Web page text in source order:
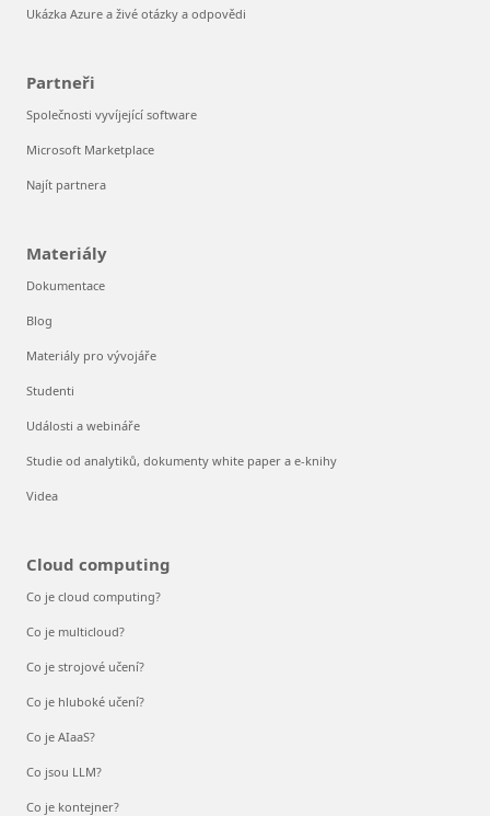
Ukázka Azure a živé otázky a odpovědi
Partneři
Společnosti vyvíjející software
Microsoft Marketplace
Najít partnera
Materiály
Dokumentace
Blog
Materiály pro vývojáře
Studenti
Události a webináře
Studie od analytiků, dokumenty white paper a e-knihy
Videa
Cloud computing
Co je cloud computing?
Co je multicloud?
Co je strojové učení?
Co je hluboké učení?
Co je AIaaS?
Co jsou LLM?
Co je kontejner?